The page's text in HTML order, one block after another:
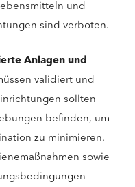
und
sind verboten.
Anlagen und
validiert und
sollten
befinden, um
zu minimieren.
sowie